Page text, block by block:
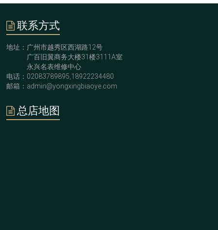
联系方式
地址：广州市越秀区西湖路12号
广百旧翼商务大楼31楼3111A室
永兴名表维修中心
电话：02083789895,18922234480
邮箱：admin@yongxingbiaoye.com
总店地图